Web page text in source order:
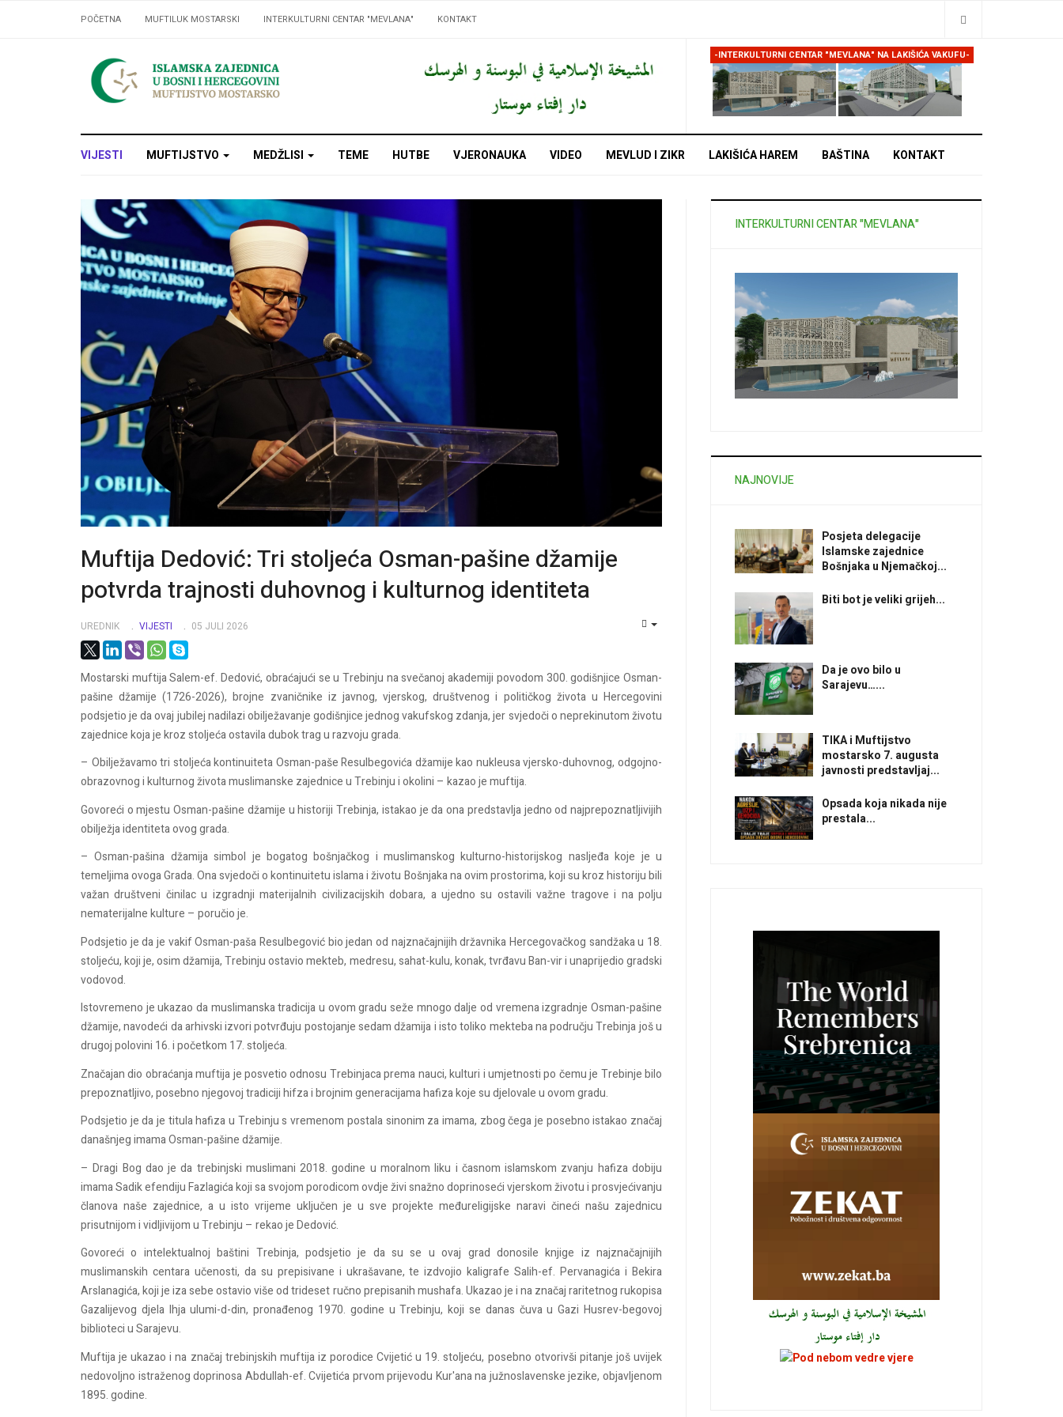
POČETNA MUFTILUK MOSTARSKI INTERKULTURNI CENTAR "MEVLANA" KONTAKT
-INTERKULTURNI CENTAR "MEVLANA" NA LAKIŠIĆA VAKUFU-
VIJESTI MUFTIJSTVO MEDŽLISI TEME HUTBE VJERONAUKA VIDEO MEVLUD I ZIKR LAKIŠIĆA HAREM BAŠTINA KONTAKT
Muftija Dedović: Tri stoljeća Osman-pašine džamije
potvrda trajnosti duhovnog i kulturnog identiteta
UREDNIK VIJESTI 05 JULI 2026
Mostarski muftija Salem-ef. Dedović, obraćajući se u Trebinju na svečanoj akademiji povodom 300. godišnjice Osman-
pašine džamije (1726-2026), brojne zvaničnike iz javnog, vjerskog, društvenog i političkog života u Hercegovini
podsjetio je da ovaj jubilej nadilazi obilježavanje godišnjice jednog vakufskog zdanja, jer svjedoči o neprekinutom životu
zajednice koja je kroz stoljeća ostavila dubok trag u razvoju grada.
– Obilježavamo tri stoljeća kontinuiteta Osman-paše Resulbegovića džamije kao nukleusa vjersko-duhovnog, odgojno-
obrazovnog i kulturnog života muslimanske zajednice u Trebinju i okolini – kazao je muftija.
Govoreći o mjestu Osman-pašine džamije u historiji Trebinja, istakao je da ona predstavlja jedno od najprepoznatljivijih
obilježja identiteta ovog grada.
– Osman-pašina džamija simbol je bogatog bošnjačkog i muslimanskog kulturno-historijskog nasljeđa koje je u
temeljima ovoga Grada. Ona svjedoči o kontinuitetu islama i životu Bošnjaka na ovim prostorima, koji su kroz historiju bili
važan društveni činilac u izgradnji materijalnih civilizacijskih dobara, a ujedno su ostavili važne tragove i na polju
nematerijalne kulture – poručio je.
Podsjetio je da je vakif Osman-paša Resulbegović bio jedan od najznačajnijih državnika Hercegovačkog sandžaka u 18.
stoljeću, koji je, osim džamija, Trebinju ostavio mekteb, medresu, sahat-kulu, konak, tvrđavu Ban-vir i unaprijedio gradski
vodovod.
Istovremeno je ukazao da muslimanska tradicija u ovom gradu seže mnogo dalje od vremena izgradnje Osman-pašine
džamije, navodeći da arhivski izvori potvrđuju postojanje sedam džamija i isto toliko mekteba na području Trebinja još u
drugoj polovini 16. i početkom 17. stoljeća.
Značajan dio obraćanja muftija je posvetio odnosu Trebinjaca prema nauci, kulturi i umjetnosti po čemu je Trebinje bilo
prepoznatljivo, posebno njegovoj tradiciji hifza i brojnim generacijama hafiza koje su djelovale u ovom gradu.
Podsjetio je da je titula hafiza u Trebinju s vremenom postala sinonim za imama, zbog čega je posebno istakao značaj
današnjeg imama Osman-pašine džamije.
– Dragi Bog dao je da trebinjski muslimani 2018. godine u moralnom liku i časnom islamskom zvanju hafiza dobiju
imama Sadik efendiju Fazlagića koji sa svojom porodicom ovdje živi snažno doprinoseći vjerskom životu i prosvjećivanju
članova naše zajednice, a u isto vrijeme uključen je u sve projekte međureligijske naravi čineći našu zajednicu
prisutnijom i vidljivijom u Trebinju – rekao je Dedović.
Govoreći o intelektualnoj baštini Trebinja, podsjetio je da su se u ovaj grad donosile knjige iz najznačajnijih
muslimanskih centara učenosti, da su prepisivane i ukrašavane, te izdvojio kaligrafe Salih-ef. Pervanagića i Bekira
Arslanagića, koji je iza sebe ostavio više od trideset ručno prepisanih mushafa. Ukazao je i na značaj raritetnog rukopisa
Gazalijevog djela Ihja ulumi-d-din, pronađenog 1970. godine u Trebinju, koji se danas čuva u Gazi Husrev-begovoj
biblioteci u Sarajevu.
Muftija je ukazao i na značaj trebinjskih muftija iz porodice Cvijetić u 19. stoljeću, posebno otvorivši pitanje još uvijek
nedovoljno istraženog doprinosa Abdullah-ef. Cvijetića prvom prijevodu Kur'ana na južnoslavenske jezike, objavljenom
1895. godine.
INTERKULTURNI CENTAR "MEVLANA"
NAJNOVIJE
Posjeta delegacije
Islamske zajednice
Bošnjaka u Njemačkoj...
Biti bot je veliki grijeh...
Da je ovo bilo u
Sarajevu…...
TIKA i Muftijstvo
mostarsko 7. augusta
javnosti predstavljaj...
Opsada koja nikada nije
prestala...